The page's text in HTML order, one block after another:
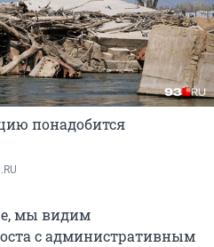
понадобится
мы видим
с административным